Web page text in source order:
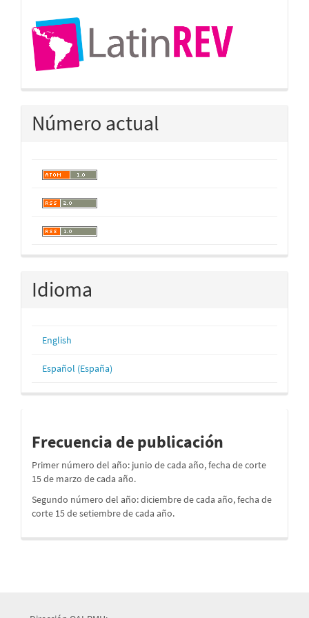
Número actual
Idioma
English
Español (España)
Frecuencia de publicación
Primer número del año: junio de cada año, fecha de corte
15 de marzo de cada año.
Segundo número del año: diciembre de cada año, fecha de
corte 15 de setiembre de cada año.